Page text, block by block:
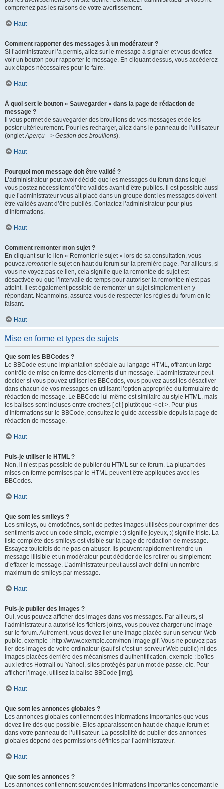
comprenez pas les raisons de votre avertissement.
Haut
Comment rapporter des messages à un modérateur ?
Si l’administrateur l’a permis, allez sur le message à signaler et vous devriez
voir un bouton pour rapporter le message. En cliquant dessus, vous accéderez
aux étapes nécessaires pour le faire.
Haut
À quoi sert le bouton « Sauvegarder » dans la page de rédaction de
message ?
Il vous permet de sauvegarder des brouillons de vos messages et de les
poster ultérieurement. Pour les recharger, allez dans le panneau de l’utilisateur
(ongletAperçu --> Gestion des brouillons).
Haut
Pourquoi mon message doit être validé ?
L’administrateur peut avoir décidé que les messages du forum dans lequel
vous postez nécessitent d’être validés avant d’être publiés. Il est possible aussi
que l’administrateur vous ait placé dans un groupe dont les messages doivent
être validés avant d’être publiés. Contactez l’administrateur pour plus
d’informations.
Haut
Comment remonter mon sujet ?
En cliquant sur le lien « Remonter le sujet » lors de sa consultation, vous
pouvez remonterle sujet en haut du forum sur la première page. Par ailleurs, si
vous ne voyez pas ce lien, cela signifie que la remontée de sujet est
désactivée ou que l’intervalle de temps pour autoriser la remontée n’est pas
atteint. Il est également possible de remonter un sujet simplement en y
répondant. Néanmoins, assurez-vous de respecter les règles du forum en le
faisant.
Haut
Mise en forme et types de sujets
Que sont les BBCodes ?
Le BBCode est une implantation spéciale au langage HTML, offrant un large
contrôle de mise en forme des éléments d’un message. L’administrateur peut
décider si vous pouvez utiliser les BBCodes, vous pouvez aussi les désactiver
dans chacun de vos messages en utilisant l’option appropriée du formulaire de
rédaction de message. Le BBCode lui-même est similaire au style HTML, mais
les balises sont incluses entre crochets [ et ] plutôt que < et >. Pour plus
d’informations sur le BBCode, consultez le guide accessible depuis la page de
rédaction de message.
Haut
Puis-je utiliser le HTML ?
Non, il n’est pas possible de publier du HTML sur ce forum. La plupart des
mises en forme permises par le HTML peuvent être appliquées avec les
BBCodes.
Haut
Que sont les smileys ?
Les smileys, ou émoticônes, sont de petites images utilisées pour exprimer des
sentiments avec un code simple, exemple : :) signifie joyeux, :( signifie triste. La
liste complète des smileys est visible sur la page de rédaction de message.
Essayez toutefois de ne pas en abuser. Ils peuvent rapidement rendre un
message illisible et un modérateur peut décider de les retirer ou simplement
d’effacer le message. L’administrateur peut aussi avoir défini un nombre
maximum de smileys par message.
Haut
Puis-je publier des images ?
Oui, vous pouvez afficher des images dans vos messages. Par ailleurs, si
l’administrateur a autorisé les fichiers joints, vous pouvez charger une image
sur le forum. Autrement, vous devez lier une image placée sur un serveur Web
public, exemple : http://www.exemple.com/mon-image.gif. Vous ne pouvez pas
lier des images de votre ordinateur (sauf si c’est un serveur Web public) ni des
images placées derrière des mécanismes d’authentification, exemple : boîtes
aux lettres Hotmail ou Yahoo!, sites protégés par un mot de passe, etc. Pour
afficher l’image, utilisez la balise BBCode [img].
Haut
Que sont les annonces globales ?
Les annonces globales contiennent des informations importantes que vous
devez lire dès que possible. Elles apparaissent en haut de chaque forum et
dans votre panneau de l’utilisateur. La possibilité de publier des annonces
globales dépend des permissions définies par l’administrateur.
Haut
Que sont les annonces ?
Les annonces contiennent souvent des informations importantes concernant le